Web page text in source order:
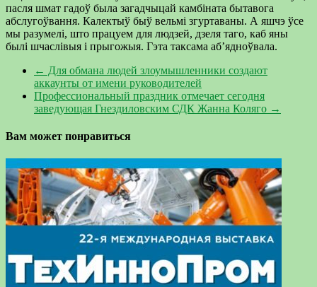
пасля шмат гадоў была загадчыцай камбіната бытавога
абслугоўван­ня. Калектыў быў вельмі згуртаваны. А яшчэ ўсе
мы разумелі, што працуем для людзей, дзеля таго, каб яны
былі шчаслівыя і прыгожыя. Гэта таксама аб’ядноўвала.
← Для обмана людей злоумышленники создают
аккаунты от имени руководителей
Профессиональный праздник отмечает сегодня
заведующая Гнездиловским СДК Жанна Коляго →
Вам может понравиться